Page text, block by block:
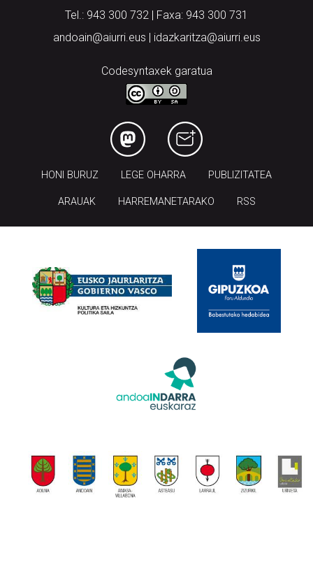
Tel.: 943 300 732 | Faxa: 943 300 731
andoain@aiurri.eus | idazkaritza@aiurri.eus
Codesyntaxek garatua
HONI BURUZ LEGE OHARRA PUBLIZITATEA
ARAUAK HARREMANETARAKO RSS